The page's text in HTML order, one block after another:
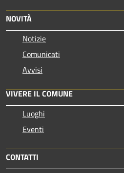
NOVITÀ
Notizie
Comunicati
Avvisi
VIVERE IL COMUNE
Luoghi
Eventi
CONTATTI